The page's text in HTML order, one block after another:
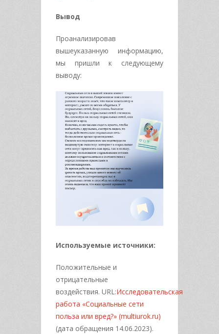
Вывод
Проанализировав
вышеуказанную информацию,
мы пришли к следующему
выводу:
Используемые источники:
Положительные и
отрицательные
воздействия. URL:Исследовательская
работа «Социальные сети
польза или вред?» (multiurok.ru)
(дата обращения 14.06.2023).